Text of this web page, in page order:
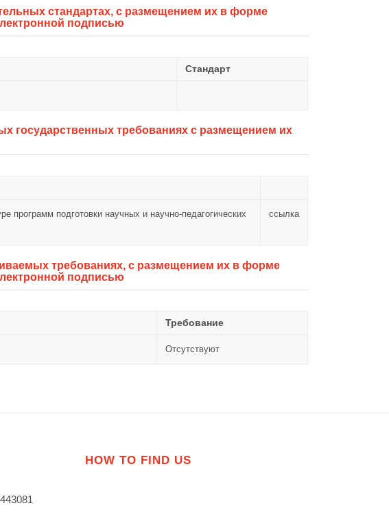
стандартах, с размещением их в форме
подписью
Стандарт
государственных требованиях с размещением их
программ подготовки научных и научно-педагогических
ссылка
требованиях, с размещением их в форме
подписью
Требование
Отсутствуют
HOW TO FIND US